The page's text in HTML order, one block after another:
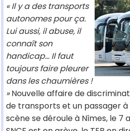
« Il y a des transports
autonomes pour ça.
Lui aussi, il abuse, il
connaît son
handicap... Il faut
toujours faire pleurer
dans les chaumières !
»Nouvelle affaire de
de transports et un passager
scène se déroule à Nîmes, le 7